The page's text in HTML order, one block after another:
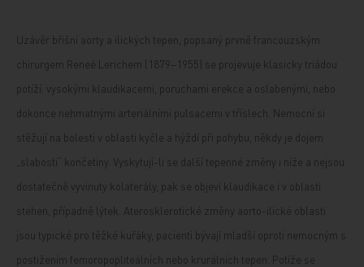
Uzávěr břišní aorty a ilických tepen, popsaný prvně francouzským
chirurgem Reneé Lerichem (1879–1955) se projevuje klasicky triádou
potíží: vysokými klaudikacemi, poruchami erekce a oslabenými, nebo
dokonce nehmatnými arteriálními pulsacemi v tříslech. Nemocní si
stěžují na bolesti v oblasti kyčle a hýždí při pohybu, někdy je dojem
„slabosti“ končetiny. Vyskytují-li se další tepenné změny i níže a nejsou
dostatečně vyvinuty kolaterály, pak se objeví klaudikace i v oblasti
stehen, případně lýtek. Aterosklerotické změny aorto-ilické oblasti
jsou typické pro těžké kuřáky, pacienti bývají mladší oproti nemocným s
postižením femoropopliteálních nebo krurálních tepen. Potíže se